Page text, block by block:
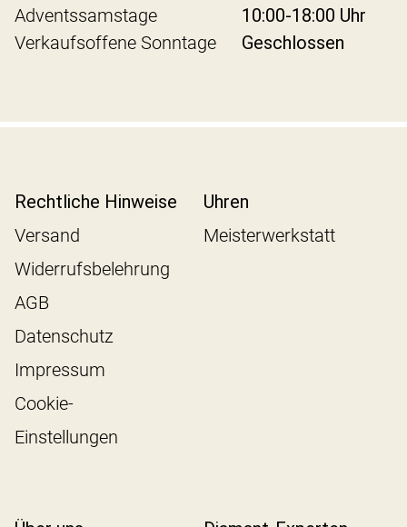
Adventssamstage
10:00-18:00 Uhr
Verkaufsoffene Sonntage
Geschlossen
Rechtliche Hinweise
Versand
Widerrufsbelehrung
AGB
Datenschutz
Impressum
Cookie-
Einstellungen
Uhren
Meisterwerkstatt